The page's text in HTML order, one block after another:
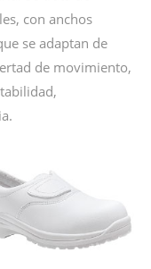
con anchos
se adaptan de
de movimiento,